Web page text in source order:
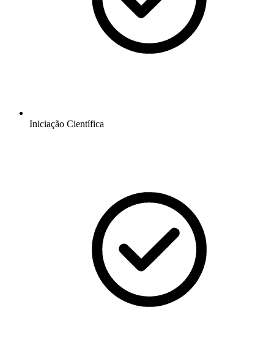
Iniciação Científica